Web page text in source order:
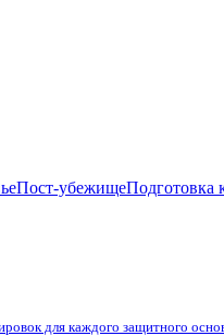
Пост-убежищеПодготовка
для каждого защитного